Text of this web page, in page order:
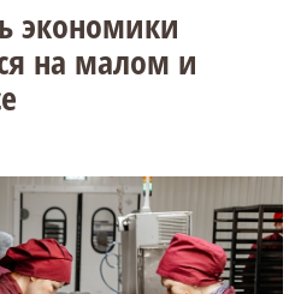
экономики
на малом и